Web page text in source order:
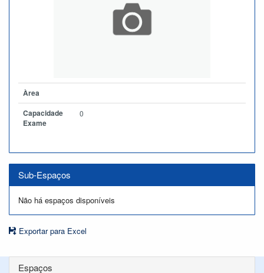
Àrea
Capacidade
Exame
0
Sub-Espaços
Não há espaços disponíveis
Exportar para Excel
Espaços